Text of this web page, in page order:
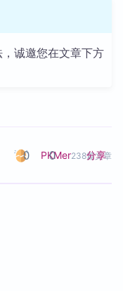
诚邀您在文章下方
PKMer238篇文章
0 0 分享